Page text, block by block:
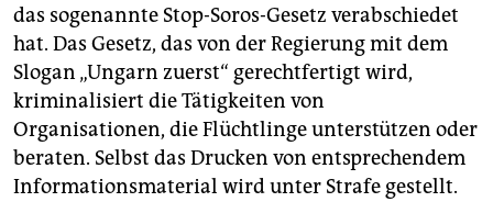
das sogenannte Stop-Soros-Gesetz verabschiedet
hat. Das Gesetz, das von der Regierung mit dem
Slogan „Ungarn zuerst“ gerechtfertigt wird,
kriminalisiert die Tätigkeiten von
Organisationen, die Flüchtlinge unterstützen oder
beraten. Selbst das Drucken von entsprechendem
Informationsmaterial wird unter Strafe gestellt.